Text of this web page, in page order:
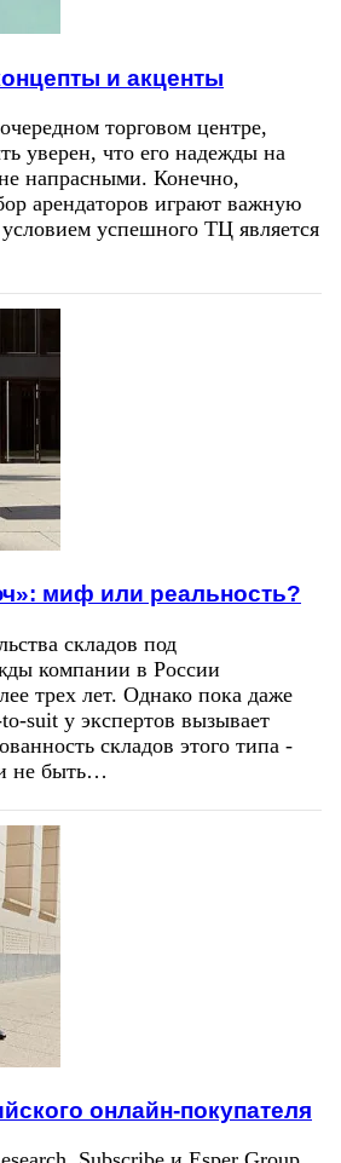
и акценты
торговом центре,
уверен, что его надежды на
напрасными. Конечно,
арендаторов играют важную
успешного ТЦ является
миф или реальность?
складов под
компании в России
трех лет. Однако пока даже
suit у экспертов вызывает
складов этого типа -
не быть…
онлайн-покупателя